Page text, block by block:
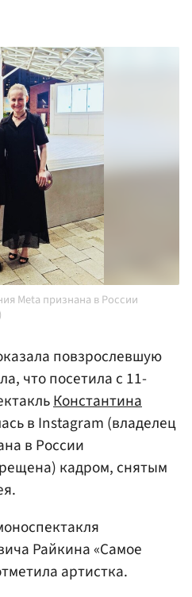
Meta признана в России
повзрослевшую
что посетила с 11-
Константина
в Instagram (владелец
в России
кадром, снятым
Райкина «Самое
артистка.